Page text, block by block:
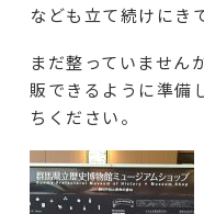
なども立て続けにき
まだ整っていません
販できるように準備
ちください。